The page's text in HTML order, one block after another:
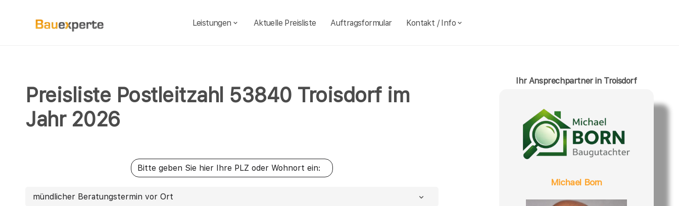
Leistungen Aktuelle Preisliste Auftragsformular Kontakt / Info
Preisliste Postleitzahl 53840 Troisdorf im
Jahr 2026
mündlicher Beratungstermin vor Ort
Ihr Ansprechpartner in Troisdorf
Michael Born